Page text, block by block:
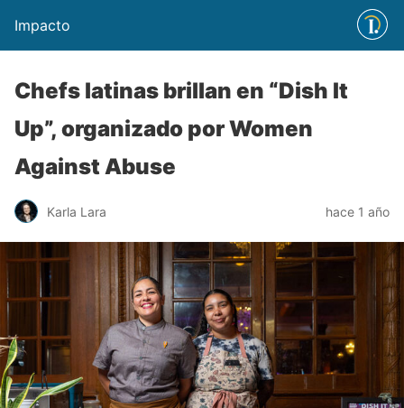
Impacto
Chefs latinas brillan en “Dish It
Up”, organizado por Women
Against Abuse
Karla Lara hace 1 año